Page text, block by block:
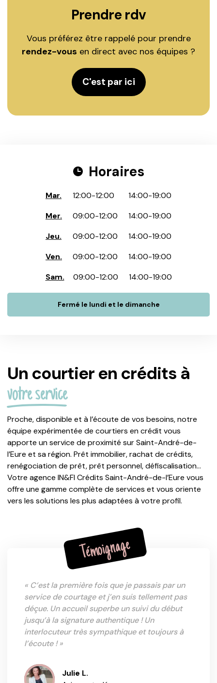
Prendre rdv
Vous préférez être rappelé pour prendre
rendez-vous en direct avec nos équipes ?
C'est par ici
Horaires
Mar. 12:00-12:00 14:00-19:00
Mer.
09:00-12:00 14:00-19:00
Jeu.
09:00-12:00 14:00-19:00
Ven.
09:00-12:00 14:00-19:00
Sam.
09:00-12:00 14:00-19:00
Fermé le lundi et le dimanche
Un courtier en crédits à
votre service
Proche, disponible et à l’écoute de vos besoins, notre
équipe expérimentée de courtiers en crédit vous
apporte un service de proximité sur Saint-André-de-
l’Eure et sa région. Prêt immobilier, rachat de crédits,
renégociation de prêt, prêt personnel, défiscalisation…
Votre agence IN&FI Crédits Saint-André-de-l’Eure vous
offre une gamme complète de services et vous oriente
vers les solutions les plus adaptées à votre profil.
Témoignage
« C’est la première fois que je passais par un
service de courtage et j’en suis tellement pas
déçue. Un accueil superbe un suivi du début
jusqu’à la signature authentique ! Un
interlocuteur très sympathique et toujours à
l’écoute ! »
Julie L.